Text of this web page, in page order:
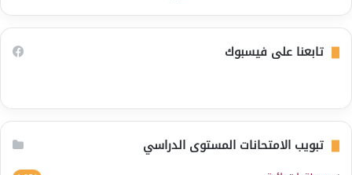
تابعنا على فيسبوك
تبويب الامتحانات المستوى الدراسي